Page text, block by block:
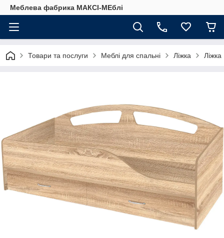
Меблева фабрика МАКСІ-МЕблі
Товари та послуги Меблі для спальні Ліжка Ліжка